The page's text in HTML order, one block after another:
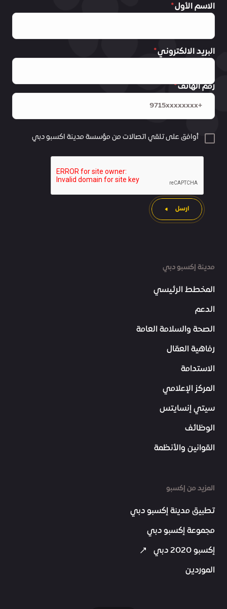
مدينة إكسبو دبي
المخطط الرئيسي
الدعم
الصحة والسلامة العامة
رفاهية العمّال
الاستدامة
المركز الإعلامي
سيتي إنسايتس
الوظائف
القوانين والأنظمة
المزيد من إكسبو
تطبيق مدينة إكسبو دبي
مجموعة إكسبو دبي
إكسبو 2020 دبي
الموردين
الاسم الأول
البريد الالكتروني
رقم الهاتف
أوافق على تلقي اتصالات من مؤسسة مدينة اكسبو دبي
ارسل